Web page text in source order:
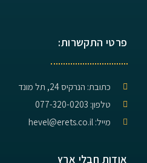
פרטי התקשרות:
כתובת: הנרקיס 24, תל מונד
טלפון: 077-320-0203
מייל: hevel@erets.co.il
אודות חבלי ארץ